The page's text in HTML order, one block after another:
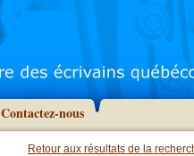
Contactez-nous
Retour aux résultats de la